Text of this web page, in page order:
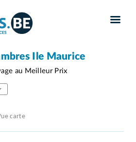
Ile Maurice
au Meilleur Prix
carte